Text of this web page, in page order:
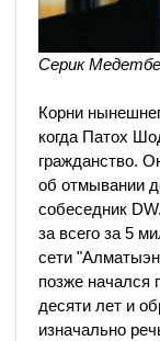
Серик
Корни
когда Патох
гражданство.
об отмывании
собеседник
за всего за 5
сети
позже начался
десяти лет и
изначально